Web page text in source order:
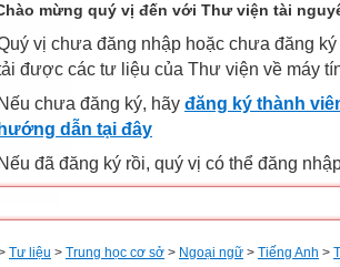
mừng quý vị đến với Thư viện tài
vị chưa đăng nhập hoặc chưa đăng
được các tư liệu của Thư viện về máy
Nếu chưa đăng ký, hãy đăng ký thành
hướng dẫn tại đây
Nếu đã đăng ký rồi, quý vị có thể đăng
Tư liệu > Trung học cơ sở > Ngoại ngữ > Tiếng Anh >